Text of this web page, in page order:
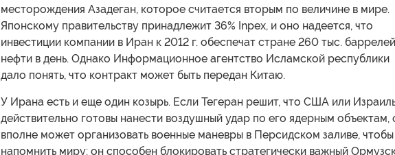
месторождения Азадеган, которое считается вторым по величине в мире.
Японскому правительству принадлежит 36% Inpex, и оно надеется, что
инвестиции компании в Иран к 2012 г. обеспечат стране 260 тыс. баррелей
нефти в день. Однако Информационное агентство Исламской республики
дало понять, что контракт может быть передан Китаю.
У Ирана есть и еще один козырь. Если Тегеран решит, что США или
действительно готовы нанести воздушный удар по его ядерным объектам,
вполне может организовать военные маневры в Персидском заливе, чтобы
напомнить миру: он способен блокировать стратегически важный